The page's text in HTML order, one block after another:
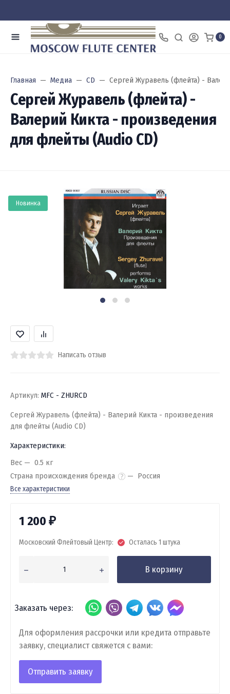
0
Главная Медиа CD Сергей Журавель (флейта) -
Сергей Журавель (флейта) -
Валерий Кикта - произведения
для флейты (Audio CD)
Новинка
Написать отзыв
Артикул: MFC - ZHURCD
Сергей Журавель (флейта) - Валерий Кикта - произведения
для флейты (Audio CD)
Характеристики:
Вес
0.5 кг
Страна происхождения бренда
Россия
Все характеристики
1 200 ₽
Московский Флейтовый Центр: Осталась 1 штука
В корзину
Заказать через:
Для оформления рассрочки или кредита отправьте
заявку, специалист свяжется с вами:
Отправить заявку